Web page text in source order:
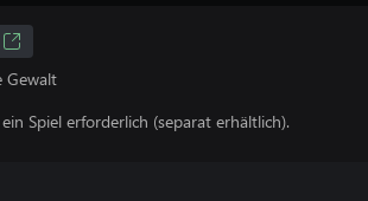
Gewalt
Spiel erforderlich (separat erhältlich).